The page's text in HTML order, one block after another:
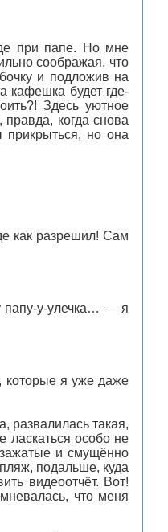
при папе. Но мне
соображая, что
и подложив на
кафешка будет где-
Здесь уютное
когда снова
прикрыться, но она
как разрешил! Сам
папу-у-улечка… — я
которые я уже даже
развалилась такая,
ласкаться особо не
и смущённо
подальше, куда
видеоотчёт. Вот!
что меня